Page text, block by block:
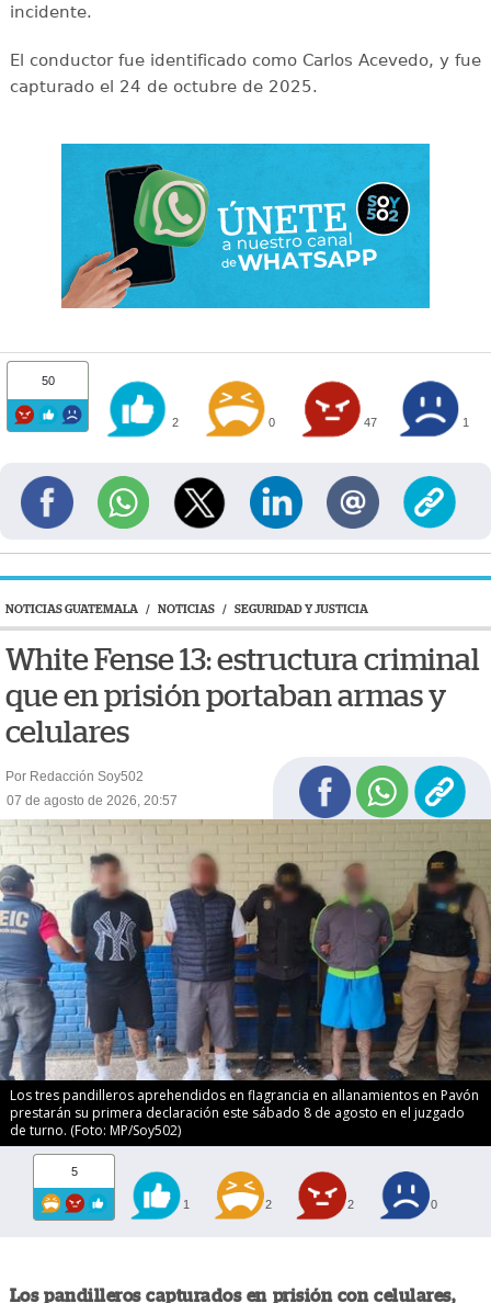
incidente.
El conductor fue identificado como Carlos Acevedo, y fue
capturado el 24 de octubre de 2025.
50
2 0 47 1
NOTICIAS GUATEMALA / NOTICIAS / SEGURIDAD Y JUSTICIA
White Fense 13: estructura criminal
que en prisión portaban armas y
celulares
Por Redacción Soy502
07 de agosto de 2026, 20:57
Los tres pandilleros aprehendidos en flagrancia en allanamientos en Pavón
prestarán su primera declaración este sábado 8 de agosto en el juzgado
de turno. (Foto: MP/Soy502)
5
1 2 2 0
Los pandilleros capturados en prisión con celulares,